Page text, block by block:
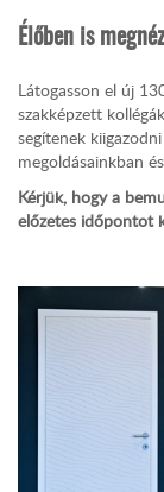
Élőben is
Látogasson el új
szakképzett
segítenek
megoldásainkban
Kérjük, hogy a
előzetes időpontot